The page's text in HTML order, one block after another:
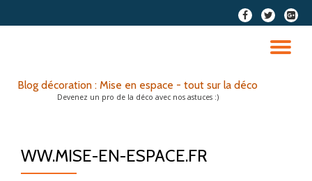
fa-
facebook
fa-
twitter
fa-
plus-
Blog décoration : Mise en espace - tout sur la déco
Devenez un pro de la déco avec nos astuces :)
WW.MISE-EN-ESPACE.FR